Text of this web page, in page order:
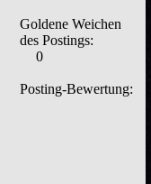
Goldene Weichen
des Postings:
0
Posting-Bewertung: